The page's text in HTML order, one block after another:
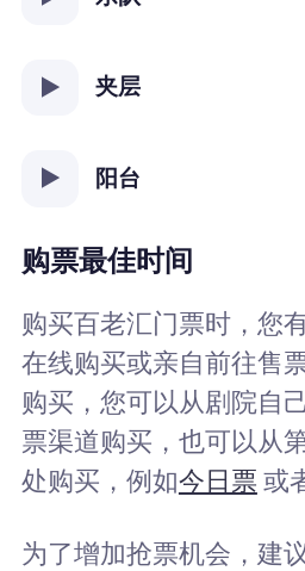
夹层
阳台
购票最佳时间
购买百老汇门票时，您
在线购买或亲自前往售
购买，您可以从剧院自
票渠道购买，也可以从
处购买，例如今日票 或
为了增加抢票机会，建